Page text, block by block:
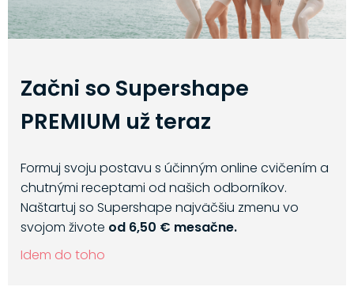
Začni so Supershape
PREMIUM už teraz
Formuj svoju postavu s účinným online cvičením a
chutnými receptami od našich odborníkov.
Naštartuj so Supershape najväčšiu zmenu vo
svojom živote od 6,50 € mesačne.
Idem do toho